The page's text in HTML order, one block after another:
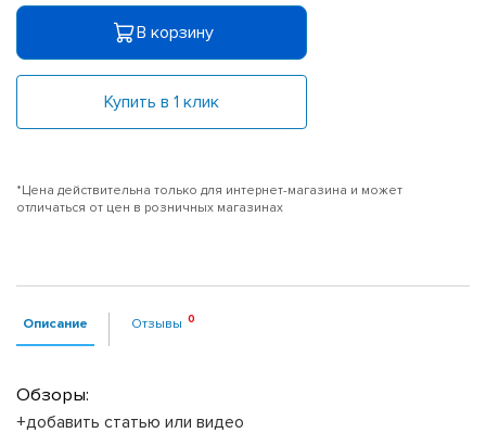
В корзину
Купить в 1 клик
*Цена действительна только для интернет-магазина и может
отличаться от цен в розничных магазинах
Описание Отзывы
Обзоры:
+добавить статью или видео